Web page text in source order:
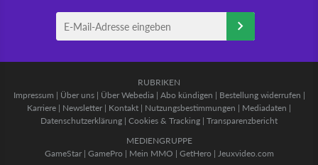
RUBRIKEN
Impressum | Über uns| Über Webedia | Abo kündigen | Bestellung widerrufen |
Karriere | Newsletter | Kontakt | Nutzungsbestimmungen | Mediadaten |
Datenschutzerklärung | Cookies & Tracking | Transparenzbericht
MEDIENGRUPPE
GameStar| GamePro | Mein MMO | GetHero | Jeuxvideo.com